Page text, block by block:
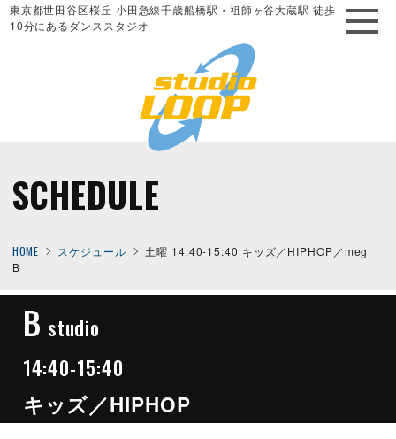
東京都世田谷区桜丘 小田急線千歳船橋駅・祖師ヶ谷大蔵駅 徒歩
10分にあるダンススタジオ-
SCHEDULE
HOME スケジュール
土曜 14:40-15:40 キッズ／HIPHOP／meg
B
B studio
14:40-15:40
キッズ／HIPHOP